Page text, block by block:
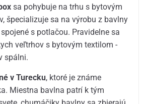
sa pohybuje na trhu s bytovým
špecializuje sa na výrobu z bavlny
s potlačou. Pravidelne sa
veľtrhov s bytovým textilom -
spálni.
v Turecku, ktoré je známe
Miestna bavlna patrí k tým